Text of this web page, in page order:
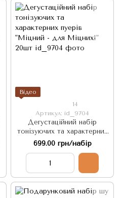
Відео
14
Артикул: id_9704
Дегустаційний набір
тонізуючих та характерних
пуерів "Міцний - для
Міцних!" 20шт
699.00 грн/набір